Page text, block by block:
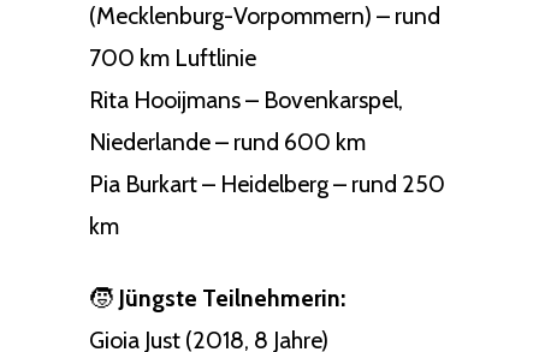
(Mecklenburg-Vorpommern) – rund
700 km Luftlinie
Rita Hooijmans – Bovenkarspel,
Niederlande – rund 600 km
Pia Burkart – Heidelberg – rund 250
km
🧒 Jüngste Teilnehmerin:
Gioia Just (2018, 8 Jahre)